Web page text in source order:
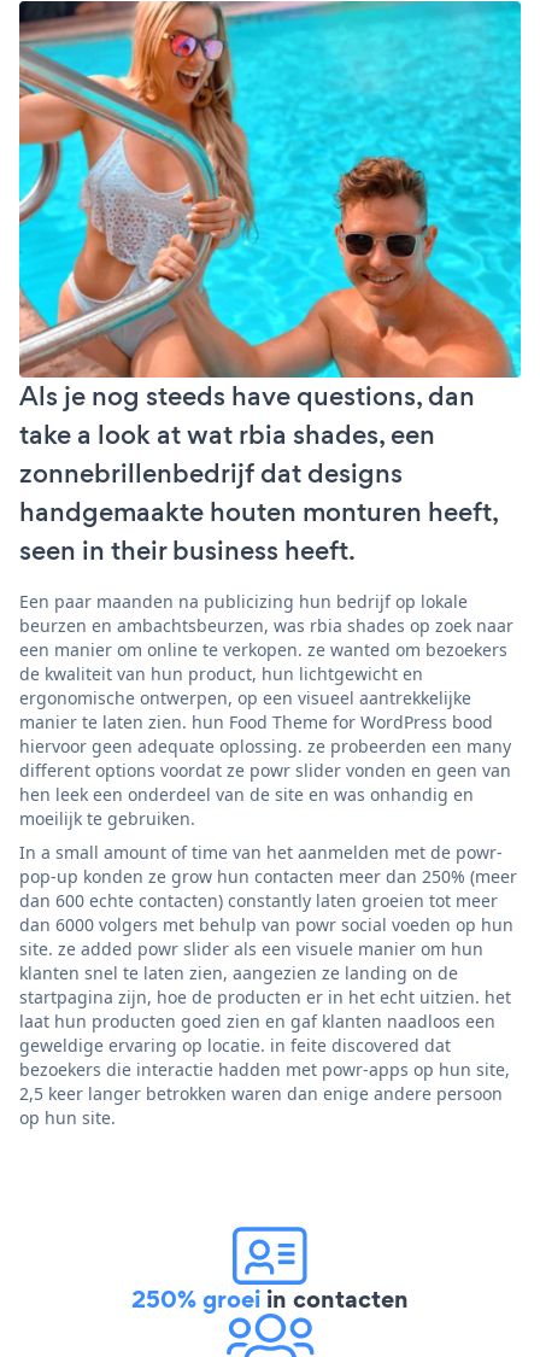
Als je nog steeds have questions, dan
take a look at wat rbia shades, een
zonnebrillenbedrijf dat designs
handgemaakte houten monturen heeft,
seen in their business heeft.
Een paar maanden na publicizing hun bedrijf op lokale
beurzen en ambachtsbeurzen, was rbia shades op zoek naar
een manier om online te verkopen. ze wanted om bezoekers
de kwaliteit van hun product, hun lichtgewicht en
ergonomische ontwerpen, op een visueel aantrekkelijke
manier te laten zien. hun Food Theme for WordPress bood
hiervoor geen adequate oplossing. ze probeerden een many
different options voordat ze powr slider vonden en geen van
hen leek een onderdeel van de site en was onhandig en
moeilijk te gebruiken.
In a small amount of time van het aanmelden met de powr-
pop-up konden ze grow hun contacten meer dan 250% (meer
dan 600 echte contacten) constantly laten groeien tot meer
dan 6000 volgers met behulp van powr social voeden op hun
site. ze added powr slider als een visuele manier om hun
klanten snel te laten zien, aangezien ze landing on de
startpagina zijn, hoe de producten er in het echt uitzien. het
laat hun producten goed zien en gaf klanten naadloos een
geweldige ervaring op locatie. in feite discovered dat
bezoekers die interactie hadden met powr-apps op hun site,
2,5 keer langer betrokken waren dan enige andere persoon
op hun site.
250% groei in contacten